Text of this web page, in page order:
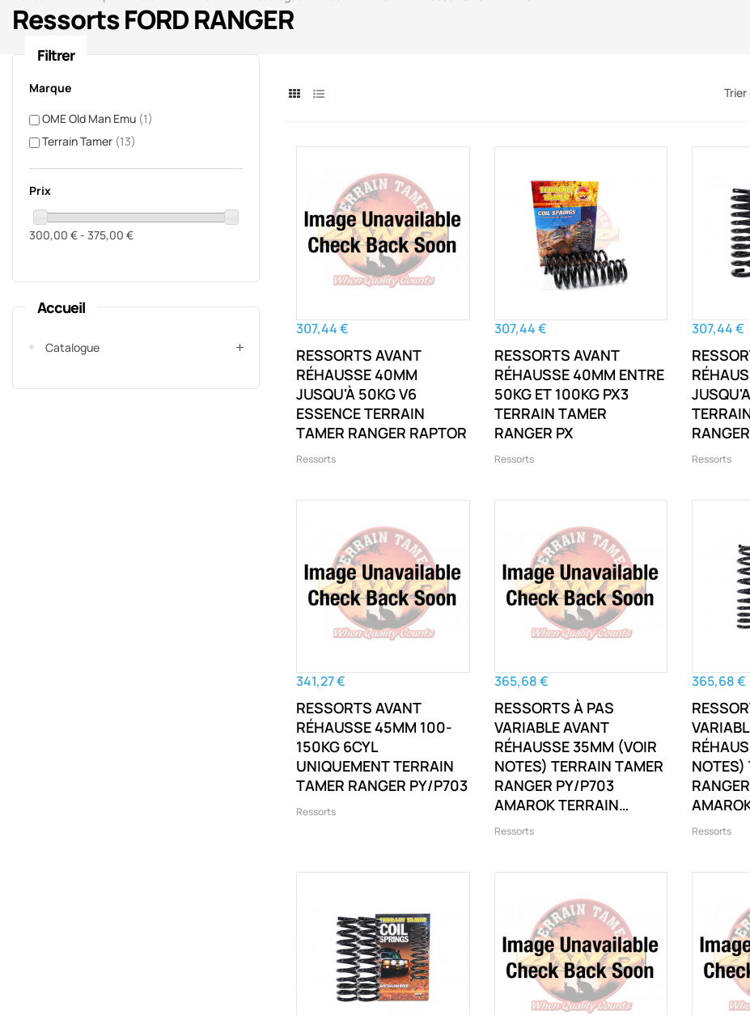
Ressorts FORD RANGER
Filtrer
Marque
OME Old Man Emu (1)
Terrain Tamer (13)
Prix
300,00 € - 375,00 €
Accueil
Catalogue
Trier
307,44 €
RESSORTS AVANT
RÉHAUSSE 40MM
JUSQU'À 50KG V6
ESSENCE TERRAIN
TAMER RANGER RAPTOR
Ressorts
307,44 €
RESSORTS AVANT
RÉHAUSSE 40MM ENTRE
50KG ET 100KG PX3
TERRAIN TAMER
RANGER PX
Ressorts
307,44 €
Ressorts
341,27 €
RESSORTS AVANT
RÉHAUSSE 45MM 100-
150KG 6CYL
UNIQUEMENT TERRAIN
TAMER RANGER PY/P703
Ressorts
365,68 €
RESSORTS À PAS
VARIABLE AVANT
RÉHAUSSE 35MM (VOIR
NOTES) TERRAIN TAMER
RANGER PY/P703
AMAROK TERRAIN
TAMER EVEREST U704
Ressorts
365,68 €
NOTES)
TAMER
Ressorts